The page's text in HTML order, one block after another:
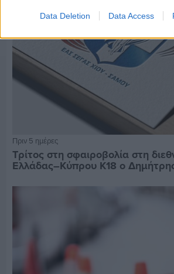
Data Deletion Data Access
Πριν 5 ημέρες
Τρίτος στη σφαιροβολία στη
Ελλάδας–Κύπρου Κ18 ο